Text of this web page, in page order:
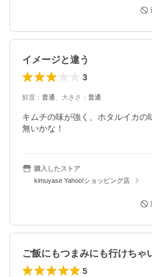
イメージと違う
3
鮮度 ： 普通 大きさ ： 普通
キムチの味が強く、ホタルイカの
無いかな！
購入したストア
kimuyase Yahoo!ショッピング店
5